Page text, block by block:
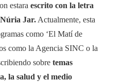
estara escrito con la letra
Jar. Actualmente, esta
como ‘El Matí de
como la Agencia SINC o la
sobre temas
la salud y el medio